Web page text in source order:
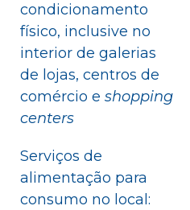
condicionamento
físico, inclusive no
interior de galerias
de lojas, centros de
comércio e shopping
centers
Serviços de
alimentação para
consumo no local: